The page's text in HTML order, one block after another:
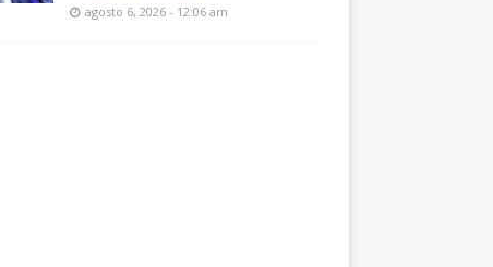
agosto 6, 2026 - 12:06 am